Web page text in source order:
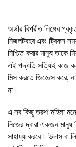
অর্ডার বিপরীত লিঙ্গের
নিজলটবহর এবং ট্রিকস
নিশ্চিত করার মানুষ
এই পদ্ধতি সত্যিই কাজ
মিস করতে জিজ্ঞেস করে,
না।
এ সব কিছু তরুণ মহিলা
নিজের দ্বারা একজন
সাহায্য করবে। উদাস বা